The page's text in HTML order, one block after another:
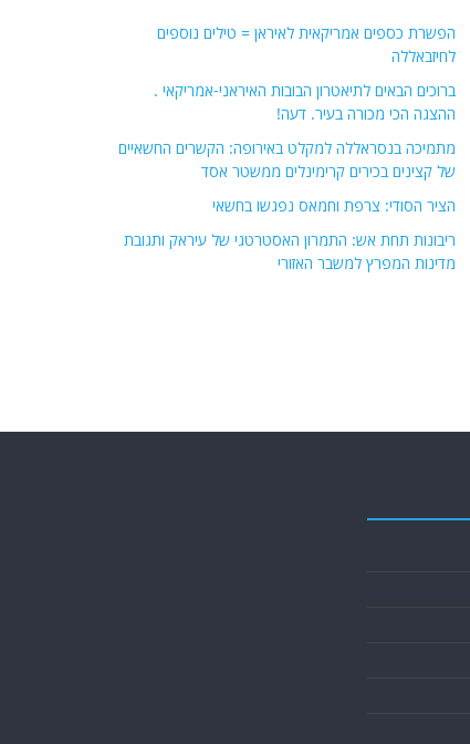
הפשרת כספים אמריקאית לאיראן = טילים נוספים
לחיזבאללה
ברוכים הבאים לתיאטרון הבובות האיראני-אמריקאי .
ההצגה הכי מכורה בעיר. דעה!
מתמיכה בנסראללה למקלט באירופה: הקשרים החשאיים
של קצינים בכירים קרימינלים ממשטר אסד
הציר הסודי: צרפת וחמאס נפגשו בחשאי
ריבונות תחת אש: התמרון האסטרטגי של עיראק ותגובת
מדינות המפרץ למשבר האזורי